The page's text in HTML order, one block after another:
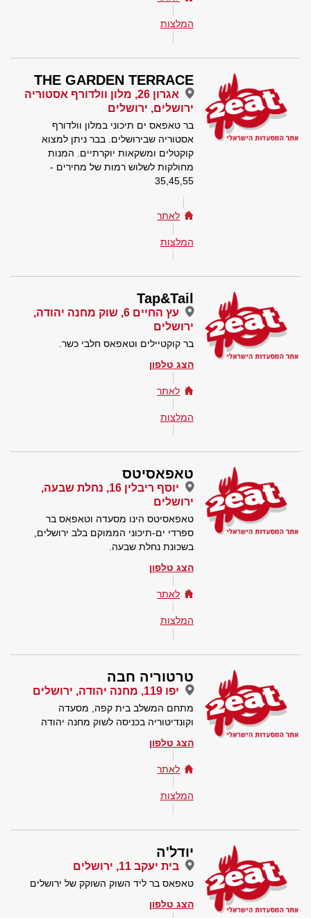
המלצות
THE GARDEN TERRACE
אגרון 26, מלון וולדורף אסטוריה
ירושלים, ירושלים
בר טאפאס ים תיכוני במלון וולדורף
אסטוריה שבירושלים. בבר ניתן למצוא
קוקטלים ומשקאות יוקרתיים. המנות
מחולקות לשלוש רמות של מחירים -
35,45,55
לאתר
המלצות
Tap&Tail
עץ החיים 6, שוק מחנה יהודה,
ירושלים
בר קוקטיילים וטאפאס חלבי כשר.
הצג טלפון
לאתר
המלצות
טאפאסיטס
יוסף ריבלין 16, נחלת שבעה,
ירושלים
טאפאסיטס הינו מסעדה וטאפאס בר
ספרדי ים-תיכוני הממוקם בלב ירושלים,
בשכונת נחלת שבעה.
הצג טלפון
לאתר
המלצות
טרטוריה חבה
יפו 119, מחנה יהודה, ירושלים
מתחם המשלב בית קפה, מסעדה
וקונדיטוריה בכניסה לשוק מחנה יהודה
הצג טלפון
לאתר
המלצות
יודל'ה
בית יעקב 11, ירושלים
טאפאס בר ליד השוק השוקק של ירושלים
הצג טלפון